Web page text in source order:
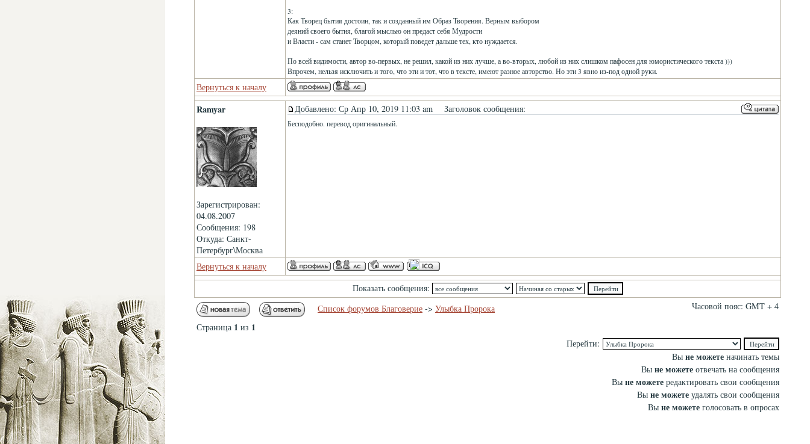
3:
Как Творец бытия достоин, так и созданный им Образ Творения. Верным выбором
деяний своего бытия, благой мыслью он предаст себя Мудрости
и Власти - сам станет Творцом, который поведет дальше тех, кто нуждается.
По всей видимости, автор во-первых, не решил, какой из них лучше, а во-вторых, любой из них слишком пафосен для юмористического текста )))
Впрочем, нельзя исключить и того, что эти и тот, что в тексте, имеют разное авторство. Но эти 3 явно из-под одной руки.
Вернуться к началу
Ramyar
Зарегистрирован:
04.08.2007
Сообщения: 198
Откуда: Санкт-
Петербург\Москва
Добавлено: Ср Апр 10, 2019 11:03 am Заголовок сообщения:
Бесподобно. перевод оригинальный.
Вернуться к началу
Показать сообщения:
Список форумов Благоверие -> Улыбка Пророка
Часовой пояс: GMT + 4
Страница 1 из 1
Перейти:
Вы не можете начинать темы
Вы не можете отвечать на сообщения
Вы не можете редактировать свои сообщения
Вы не можете удалять свои сообщения
Вы не можете голосовать в опросах